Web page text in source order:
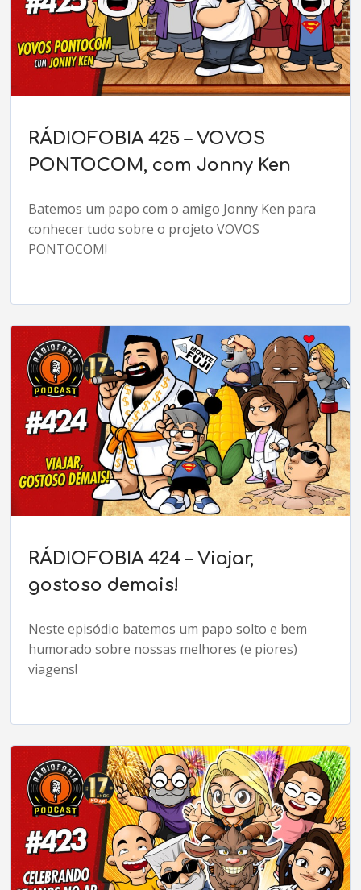
RÁDIOFOBIA 425 – VOVOS
PONTOCOM, com Jonny Ken
Batemos um papo com o amigo Jonny Ken para
conhecer tudo sobre o projeto VOVOS
PONTOCOM!
RÁDIOFOBIA 424 – Viajar,
gostoso demais!
Neste episódio batemos um papo solto e bem
humorado sobre nossas melhores (e piores)
viagens!